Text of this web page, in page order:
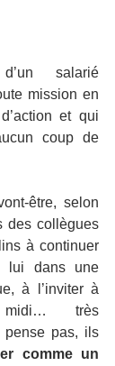
salarié
mission en
et qui
coup de
être, selon
des collègues
à continuer
lui dans une
à l’inviter à
très
pense pas, ils
comme un